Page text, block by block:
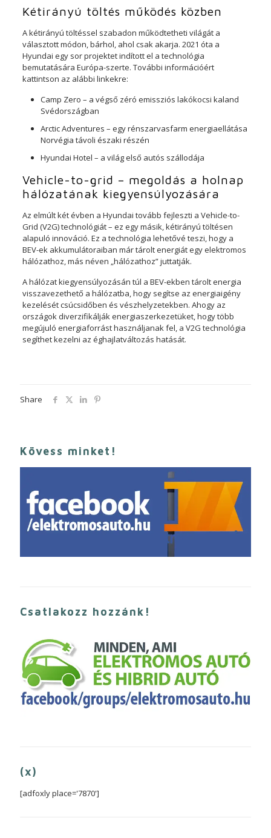
Kétirányú töltés működés közben
A kétirányú töltéssel szabadon működtetheti világát a
választott módon, bárhol, ahol csak akarja. 2021 óta a
Hyundai egy sor projektet indított el a technológia
bemutatására Európa-szerte. További információért
kattintson az alábbi linkekre:
Camp Zero – a végső zéró emissziós lakókocsi kaland
Svédországban
Arctic Adventures – egy rénszarvasfarm energiaellátása
Norvégia távoli északi részén
Hyundai Hotel – a világ első autós szállodája
Vehicle-to-grid – megoldás a holnap
hálózatának kiegyensúlyozására
Az elmúlt két évben a Hyundai tovább fejleszti a Vehicle-to-
Grid (V2G) technológiát – ez egy másik, kétirányú töltésen
alapuló innováció. Ez a technológia lehetővé teszi, hogy a
BEV-ek akkumulátoraiban már tárolt energiát egy elektromos
hálózathoz, más néven „hálózathoz” juttatják.
A hálózat kiegyensúlyozásán túl a BEV-ekben tárolt energia
visszavezethető a hálózatba, hogy segítse az energiaigény
kezelését csúcsidőben és vészhelyzetekben. Ahogy az
országok diverzifikálják energiaszerkezetüket, hogy több
megújuló energiaforrást használjanak fel, a V2G technológia
segíthet kezelni az éghajlatváltozás hatását.
Share
Kövess minket!
Csatlakozz hozzánk!
(x)
[adfoxly place='7870']